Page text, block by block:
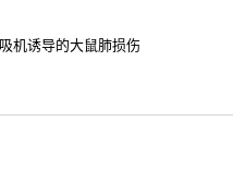
机诱导的大鼠肺损伤